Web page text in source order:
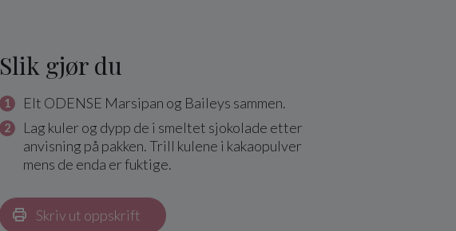
Slik gjør du
Elt ODENSE Marsipan og Baileys sammen.
Lag kuler og dypp de i smeltet sjokolade etter
anvisning på pakken. Trill kulene i kakaopulver
mens de enda er fuktige.
Skriv ut oppskrift